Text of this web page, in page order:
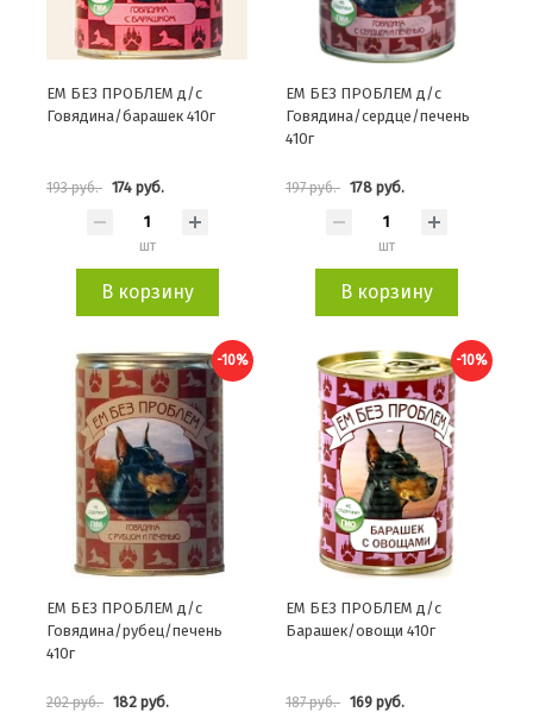
ЕМ БЕЗ ПРОБЛЕМ д/с
Говядина/барашек 410г
193 руб. 174 руб.
шт
В корзину
ЕМ БЕЗ ПРОБЛЕМ д/с
Говядина/сердце/печень
410г
197 руб. 178 руб.
шт
В корзину
-10%
ЕМ БЕЗ ПРОБЛЕМ д/с
Говядина/рубец/печень
410г
202 руб. 182 руб.
-10%
ЕМ БЕЗ ПРОБЛЕМ д/с
Барашек/овощи 410г
187 руб. 169 руб.